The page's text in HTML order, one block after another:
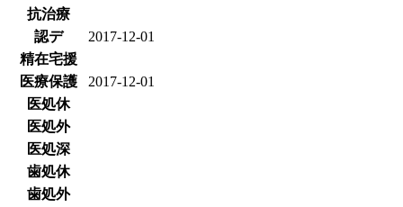
抗治療
認デ
2017-12-01
精在宅援
医療保護
2017-12-01
医処休
医処外
医処深
歯処休
歯処外